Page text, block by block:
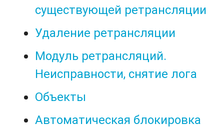
существующей ретрансляции
Удаление ретрансляции
Модуль ретрансляций.
Неисправности, снятие лога
Объекты
Автоматическая блокировка